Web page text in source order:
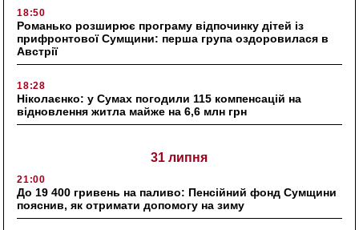
18:50
Романько розширює програму відпочинку дітей із
прифронтової Сумщини: перша група оздоровилася в
Австрії
18:28
Ніколаєнко: у Сумах погодили 115 компенсацій на
відновлення житла майже на 6,6 млн грн
31 липня
21:00
До 19 400 гривень на паливо: Пенсійний фонд Сумщини
пояснив, як отримати допомогу на зиму